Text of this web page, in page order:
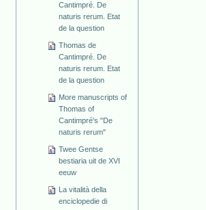
Cantimpré. De
naturis rerum. Etat
de la question
Thomas de
Cantimpré. De
naturis rerum. Etat
de la question
More manuscripts of
Thomas of
Cantimpré's "De
naturis rerum"
Twee Gentse
bestiaria uit de XVI
eeuw
La vitalità della
enciclopedie di